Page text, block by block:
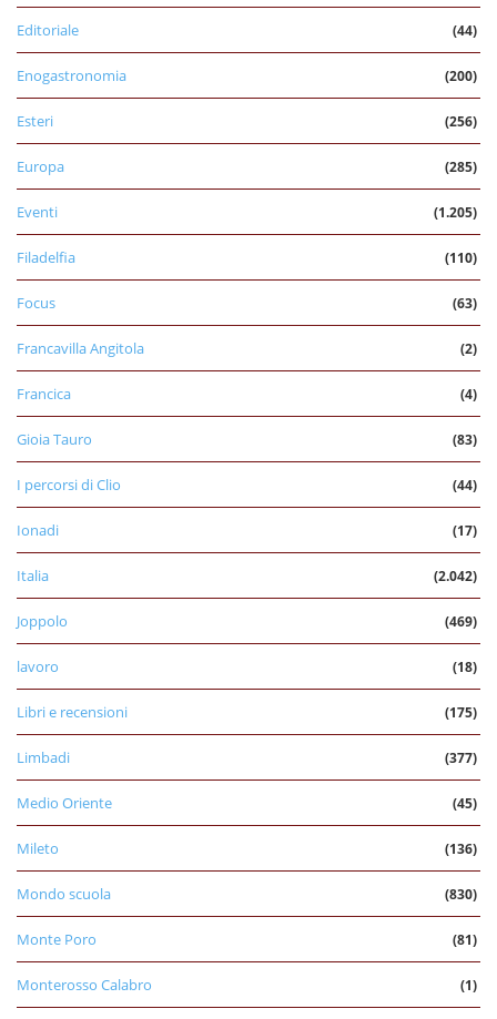
Editoriale (44)
Enogastronomia (200)
Esteri (256)
Europa (285)
Eventi (1.205)
Filadelfia (110)
Focus (63)
Francavilla Angitola (2)
Francica (4)
Gioia Tauro (83)
I percorsi di Clio (44)
Ionadi (17)
Italia (2.042)
Joppolo (469)
lavoro (18)
Libri e recensioni (175)
Limbadi (377)
Medio Oriente (45)
Mileto (136)
Mondo scuola (830)
Monte Poro (81)
Monterosso Calabro (1)